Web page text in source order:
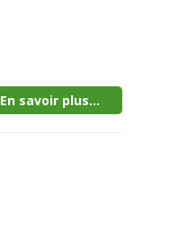
En savoir plus...